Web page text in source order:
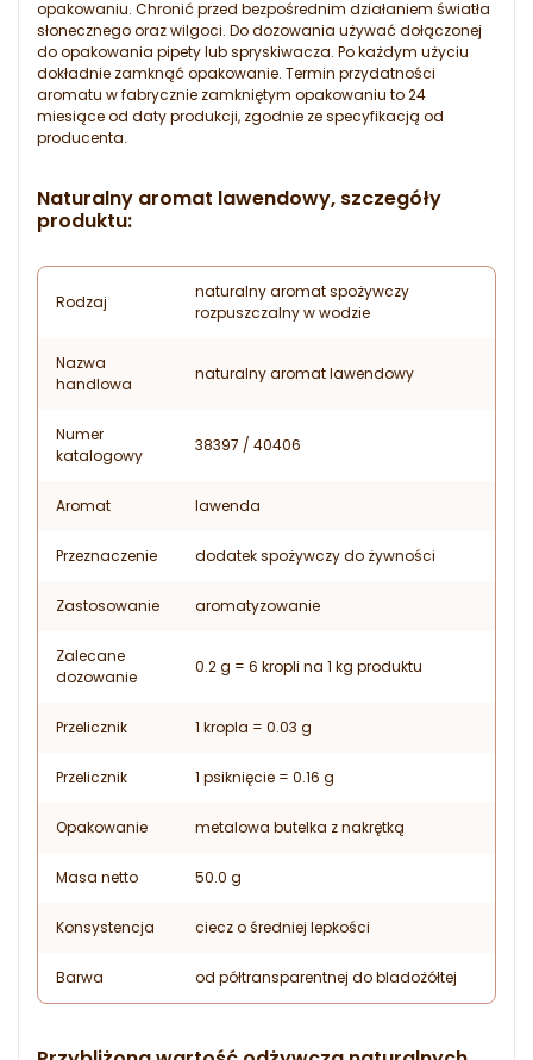
opakowaniu. Chronić przed bezpośrednim działaniem światła
słonecznego oraz wilgoci. Do dozowania używać dołączonej
do opakowania pipety lub spryskiwacza. Po każdym użyciu
dokładnie zamknąć opakowanie. Termin przydatności
aromatu w fabrycznie zamkniętym opakowaniu to 24
miesiące od daty produkcji, zgodnie ze specyfikacją od
producenta.
Naturalny aromat lawendowy, szczegóły
produktu:
Rodzaj
naturalny aromat spożywczy
rozpuszczalny w wodzie
Nazwa
handlowa
naturalny aromat lawendowy
Numer
katalogowy
38397 / 40406
Aromat lawenda
Przeznaczenie dodatek spożywczy do żywności
Zastosowanie aromatyzowanie
Zalecane
dozowanie
0.2 g = 6 kropli na 1 kg produktu
Przelicznik 1 kropla = 0.03 g
Przelicznik 1 psiknięcie = 0.16 g
Opakowanie metalowa butelka z nakrętką
Masa netto 50.0 g
Konsystencja ciecz o średniej lepkości
Barwa od półtransparentnej do bladożółtej